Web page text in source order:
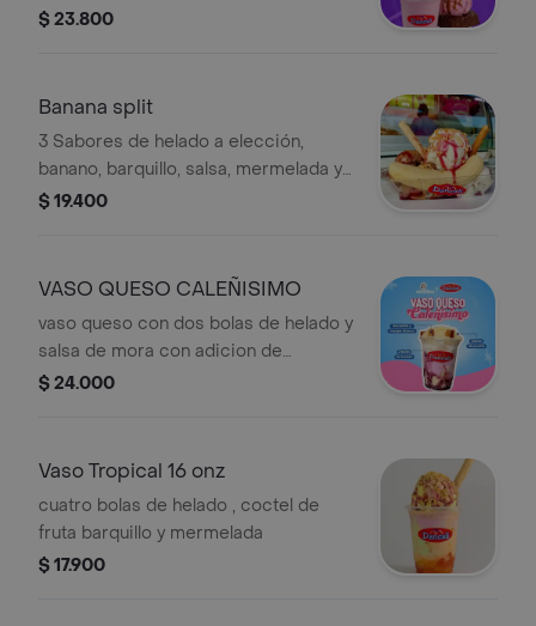
helado
$ 23.800
Banana split
3 Sabores de helado a elección,
banano, barquillo, salsa, mermelada y
maní.
$ 19.400
VASO QUESO CALEÑISIMO
vaso queso con dos bolas de helado y
salsa de mora con adicion de
bocadillo con manjarblanco una
$ 24.000
Vaso Tropical 16 onz
cuatro bolas de helado , coctel de
fruta barquillo y mermelada
$ 17.900